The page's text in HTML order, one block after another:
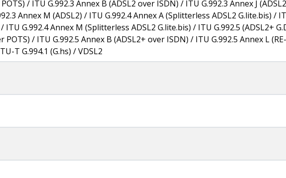
/ ITU G.992.3 Annex B (ADSL2 over ISDN) / ITU G.992.3 Annex J
Annex M (ADSL2) / ITU G.992.4 Annex A (Splitterless ADSL2 G.lite.bis) /
ITU G.992.4 Annex M (Splitterless ADSL2 G.lite.bis) / ITU G.992.5 (ADSL2+
POTS) / ITU G.992.5 Annex B (ADSL2+ over ISDN) / ITU G.992.5 Annex L
T G.994.1 (G.hs) / VDSL2